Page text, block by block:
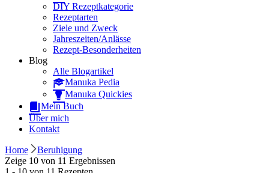
DIY Rezeptkategorie
Rezeptarten
Ziele und Zweck
Jahreszeiten/Anlässe
Rezept-Besonderheiten
Blog
Alle Blogartikel
Manuka Pedia
Manuka Quickies
Mein Buch
Über mich
Kontakt
Home
Beruhigung
Zeige 10 von 11 Ergebnissen